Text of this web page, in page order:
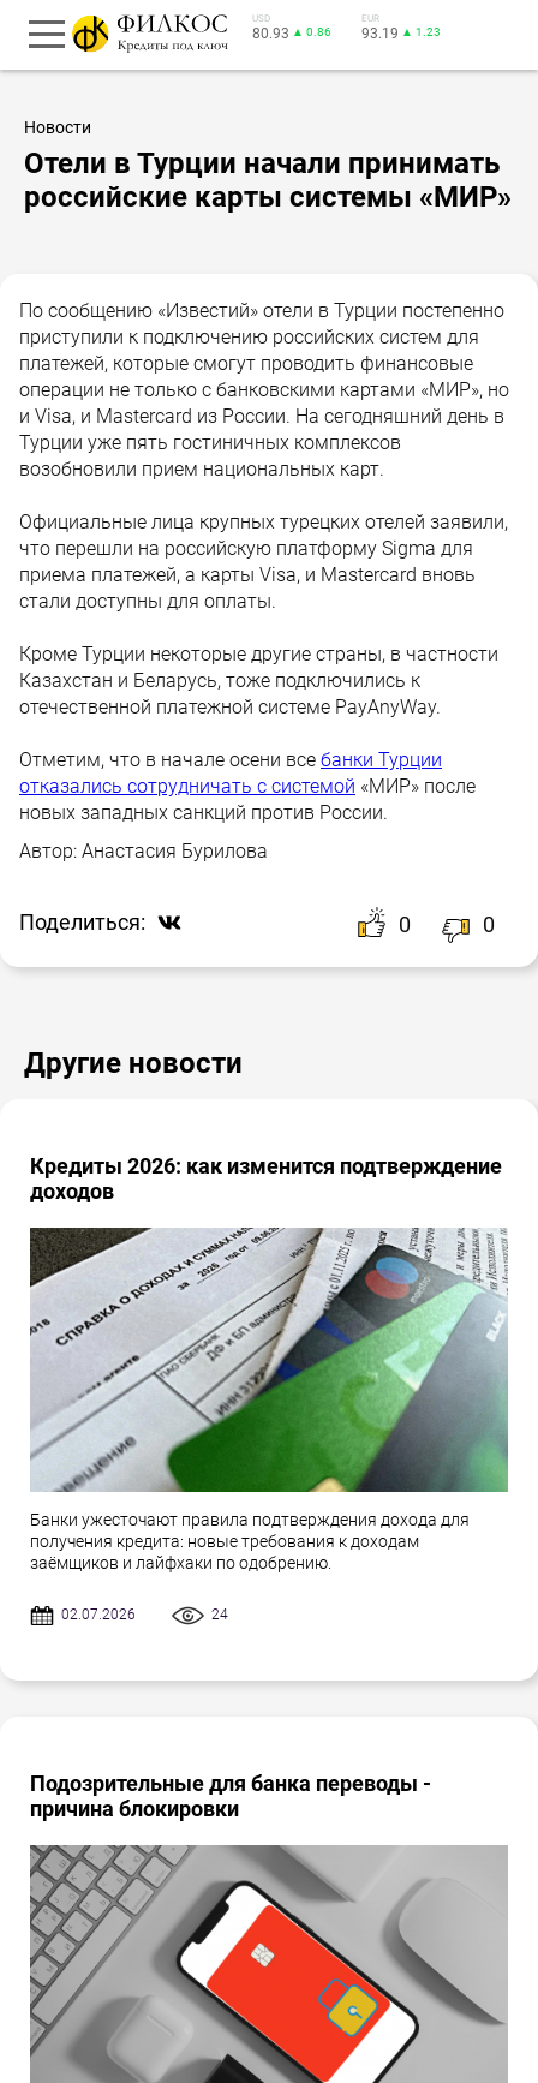
USD
80.93 ▲ 0.86
EUR
93.19 ▲ 1.23
Новости
Отели в Турции начали принимать
российские карты системы «МИР»
По сообщению «Известий» отели в Турции постепенно
приступили к подключению российских систем для
платежей, которые смогут проводить финансовые
операции не только с банковскими картами «МИР», но
и Visa, и Mastercard из России. На сегодняшний день в
Турции уже пять гостиничных комплексов
возобновили прием национальных карт.
Официальные лица крупных турецких отелей заявили,
что перешли на российскую платформу Sigma для
приема платежей, а карты Visa, и Mastercard вновь
стали доступны для оплаты.
Кроме Турции некоторые другие страны, в частности
Казахстан и Беларусь, тоже подключились к
отечественной платежной системе PayAnyWay.
Отметим, что в начале осени все банки Турции
отказались сотрудничать с системой «МИР» после
новых западных санкций против России.
Автор: Анастасия Бурилова
Поделиться: 0 0
Другие новости
Кредиты 2026: как изменится подтверждение
доходов
Банки ужесточают правила подтверждения дохода для
получения кредита: новые требования к доходам
заёмщиков и лайфхаки по одобрению.
02.07.2026 24
Подозрительные для банка переводы -
причина блокировки